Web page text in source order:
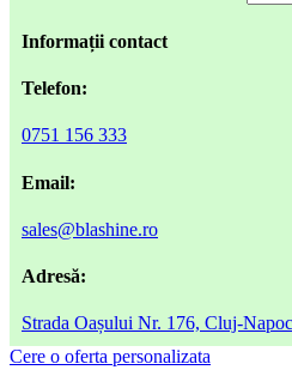
Informații contact
Telefon:
0751 156 333
Email:
sales@blashine.ro
Adresă:
Strada Oașului Nr. 176, Cluj-
Cere o oferta personalizata